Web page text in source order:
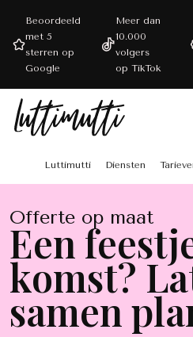
Beoordeeld
met 5
sterren op
Google
Meer dan
10.000
volgers
op TikTok
Luttimutti Diensten
Offerte op maat
Een
komst?
samen